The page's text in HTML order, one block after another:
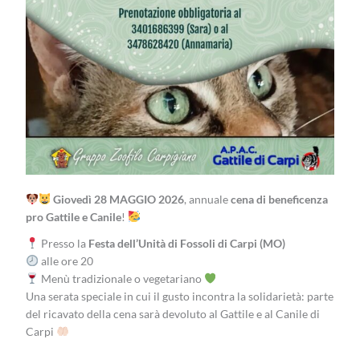
Giovedì 28 MAGGIO 2026, annualecena di beneficenza
pro Gattile e Canile!
Presso la Festa dell’Unità di Fossoli di Carpi (MO)
alle ore 20
Menù tradizionale o vegetariano
Una serata speciale in cui il gusto incontra la solidarietà: parte
del ricavato della cena sarà devoluto al Gattile e al Canile di
Carpi